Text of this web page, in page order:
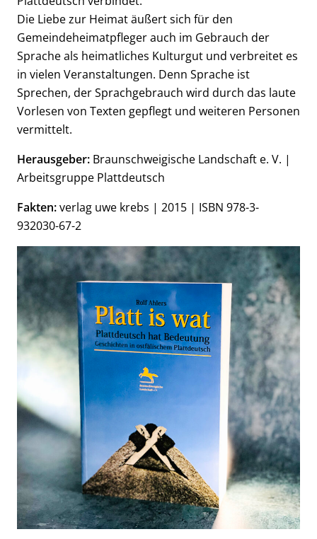
Die Liebe zur Heimat äußert sich für den
Gemeindeheimatpfleger auch im Gebrauch der
Sprache als heimatliches Kulturgut und verbreitet es
in vielen Veranstaltungen. Denn Sprache ist
Sprechen, der Sprachgebrauch wird durch das laute
Vorlesen von Texten gepflegt und weiteren Personen
vermittelt.
Herausgeber: Braunschweigische Landschaft e. V. |
Arbeitsgruppe Plattdeutsch
Fakten:verlag uwe krebs | 2015 | ISBN 978-3-
932030-67-2